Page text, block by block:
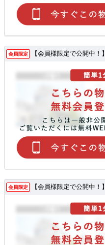
会員限定 【会員様限定で公開中！】
会員限定 【会員様限定で公開中！】